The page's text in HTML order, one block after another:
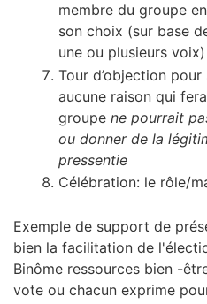
membre du groupe
son choix (sur base
une ou plusieurs voix)
Tour d’objection pour
aucune raison qui
groupene pourrait
ou donner de la
pressentie
Célébration: le rôle/
Exemple de support de
bien la facilitation de
Binôme ressources bien -
vote ou chacun exprime